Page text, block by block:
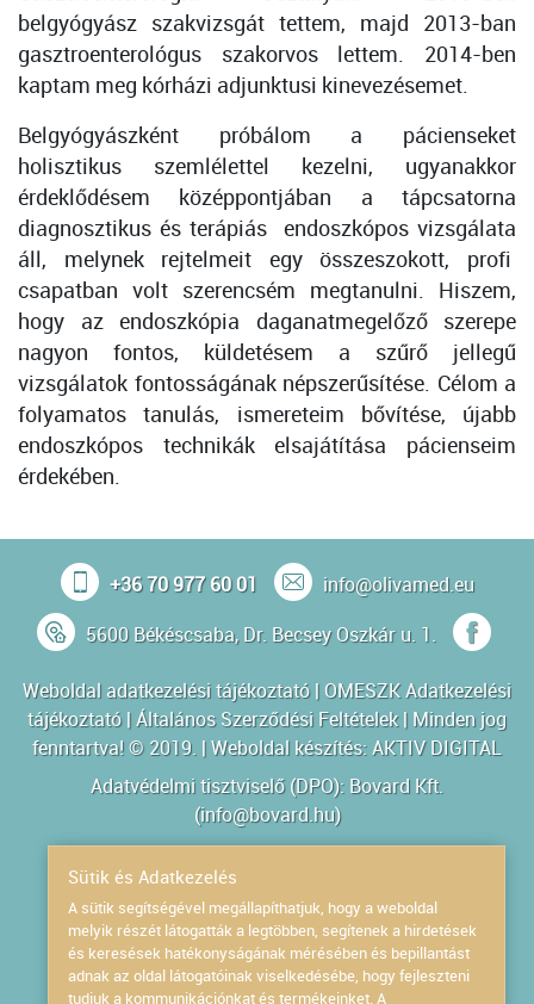
belgyógyász szakvizsgát tettem, majd 2013-ban
gasztroenterológus szakorvos lettem. 2014-ben
kaptam meg kórházi adjunktusi kinevezésemet.
Belgyógyászként próbálom a pácienseket
holisztikus szemlélettel kezelni, ugyanakkor
érdeklődésem középpontjában a tápcsatorna
diagnosztikus és terápiás endoszkópos vizsgálata
áll, melynek rejtelmeit egy összeszokott, profi
csapatban volt szerencsém megtanulni. Hiszem,
hogy az endoszkópia daganatmegelőző szerepe
nagyon fontos, küldetésem a szűrő jellegű
vizsgálatok fontosságának népszerűsítése. Célom a
folyamatos tanulás, ismereteim bővítése, újabb
endoszkópos technikák elsajátítása pácienseim
érdekében.
+36 70 977 60 01
info@olivamed.eu
5600 Békéscsaba, Dr. Becsey Oszkár u. 1.
Weboldal adatkezelési tájékoztató| OMESZK Adatkezelési
tájékoztató|Általános Szerződési Feltételek| Minden jog
fenntartva! © 2019. | Weboldal készítés:AKTIV DIGITAL
Adatvédelmi tisztviselő (DPO): Bovard Kft.
(info@bovard.hu)
Sütik és Adatkezelés
A sütik segítségével megállapíthatjuk, hogy a weboldal
melyik részét látogatták a legtöbben, segítenek a hirdetések
és keresések hatékonyságának mérésében és bepillantást
adnak az oldal látogatóinak viselkedésébe, hogy fejleszteni
tudjuk a kommunikációnkat és termékeinket. A